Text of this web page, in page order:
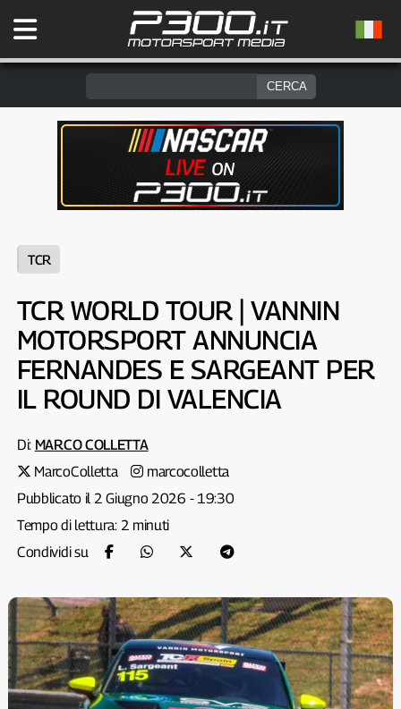
TCR
TCR WORLD TOUR | VANNIN
MOTORSPORT ANNUNCIA
FERNANDES E SARGEANT PER
IL ROUND DI VALENCIA
Di: MARCO COLLETTA
MarcoColletta
marcocolletta
Pubblicato il 2 Giugno 2026 - 19:30
Tempo di lettura: 2 minuti
Condividi su